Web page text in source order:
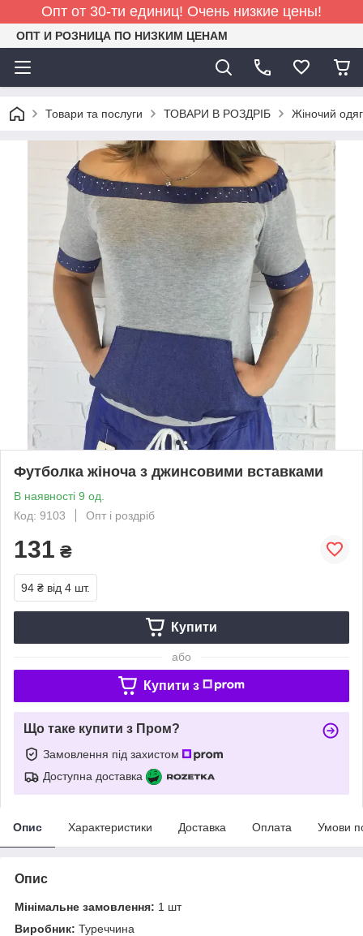
Опт от 30-ти единиц! Очень низкие цены!
ОПТ И РОЗНИЦА ПО НИЗКИМ ЦЕНАМ
Товари та послуги ТОВАРИ В РОЗДРІБ Жіночий одяг
Футболка жіноча з джинсовими вставками
В наявності 9 од.
Код: 9103
Опт і роздріб
131 ₴
94 ₴ від 4 шт.
Купити
або
Купити з
Що таке купити з Пром?
Замовлення під захистом
Доступна доставка
Опис Характеристики Доставка Оплата Умови
Опис
Мінімальне замовлення: 1 шт
Виробник: Туреччина